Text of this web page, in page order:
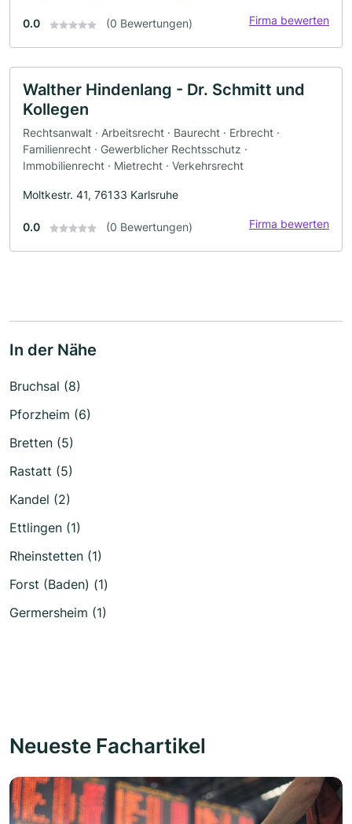
0.0 (0 Bewertungen) Firma bewerten
Walther Hindenlang - Dr. Schmitt und
Kollegen
Rechtsanwalt · Arbeitsrecht · Baurecht · Erbrecht ·
Familienrecht · Gewerblicher Rechtsschutz ·
Immobilienrecht · Mietrecht · Verkehrsrecht
Moltkestr. 41, 76133 Karlsruhe
0.0 (0 Bewertungen) Firma bewerten
In der Nähe
Bruchsal (8)
Pforzheim (6)
Bretten (5)
Rastatt (5)
Kandel (2)
Ettlingen (1)
Rheinstetten (1)
Forst (Baden) (1)
Germersheim (1)
Neueste Fachartikel